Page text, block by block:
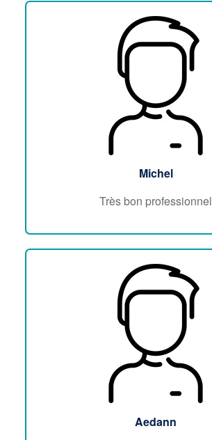
Michel
Très bon professionnel
Aedann